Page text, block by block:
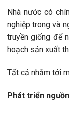
Nhà nước có
nghiệp trong và
truyền giống để
hoạch sản xuất
Tất cả nhằm tới
Phát triển